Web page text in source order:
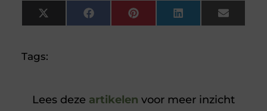
X
(Twitter)
FacebookPinterestLinkedInEmail
Tags:
Lees deze artikelen voor meer inzicht